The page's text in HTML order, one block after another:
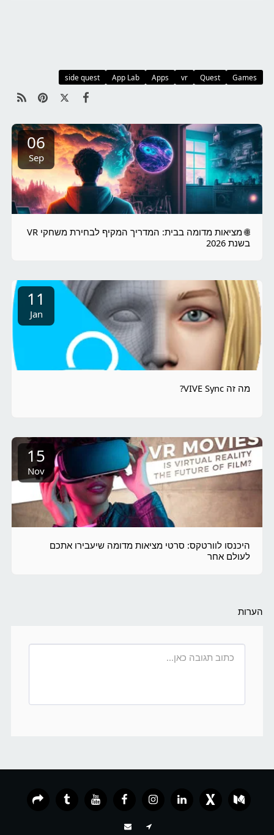
Games
Quest
vr
Apps
App Lab
side quest
06
Sep
🌐 מציאות מדומה בבית: המדריך המקיף לבחירת משחקי VR
בשנת 2026
11
Jan
מה זה VIVE Sync?
15
Nov
היכנסו לוורטקס: סרטי מציאות מדומה שיעבירו אתכם
לעולם אחר
הערות